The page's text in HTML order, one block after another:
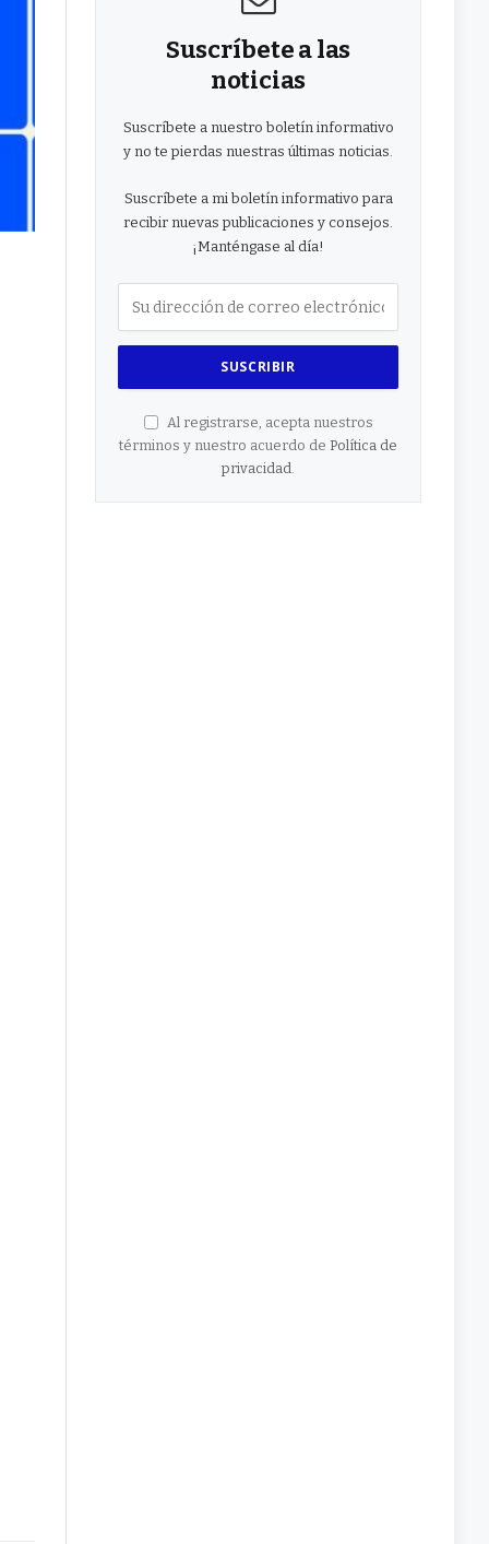
Suscríbete a las
noticias
Suscríbete a nuestro boletín informativo
y no te pierdas nuestras últimas noticias.
Suscríbete a mi boletín informativo para
recibir nuevas publicaciones y consejos.
¡Manténgase al día!
Al registrarse, acepta nuestros
términos y nuestro acuerdo de Política de
privacidad.